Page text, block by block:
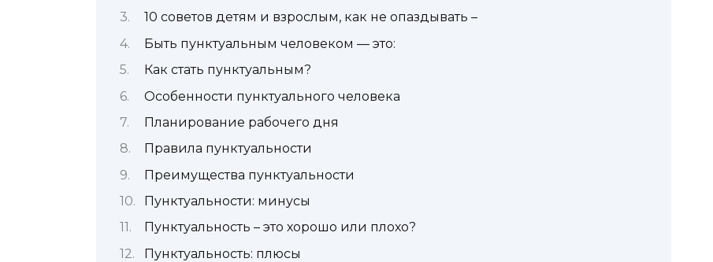
10 советов детям и взрослым, как не опаздывать –
Быть пунктуальным человеком — это:
Как стать пунктуальным?
Особенности пунктуального человека
Планирование рабочего дня
Правила пунктуальности
Преимущества пунктуальности
Пунктуальности: минусы
Пунктуальность – это хорошо или плохо?
Пунктуальность: плюсы